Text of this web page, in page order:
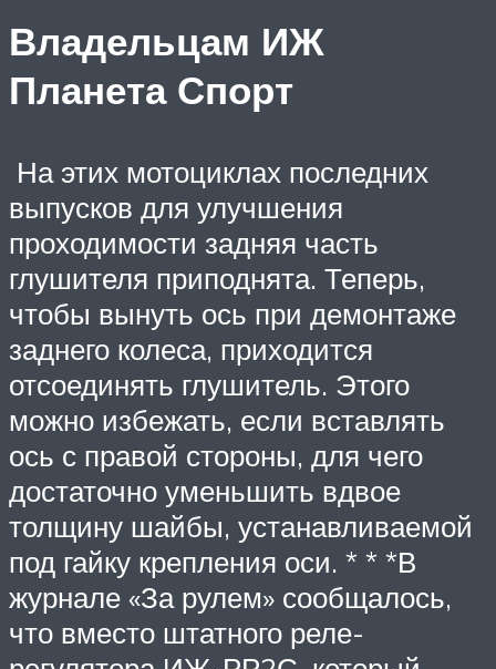
Владельцам ИЖ
Планета Спорт
На этих мотоциклах последних
выпусков для улучшения
проходимости задняя часть
глушителя приподнята. Теперь,
чтобы вынуть ось при демонтаже
заднего колеса, приходится
отсоединять глушитель. Этого
можно избежать, если вставлять
ось с правой стороны, для чего
достаточно уменьшить вдвое
толщину шайбы, устанавливаемой
под гайку крепления оси. * * *В
журнале «За рулем» сообщалось,
что вместо штатного реле-